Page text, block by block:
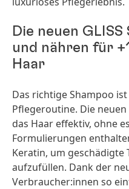
Die neuen
und nähren für
Haar
Das richtige Shampoo
Pflegeroutine. Die neuen
das Haar effektiv, ohne
Formulierungen
Keratin, um
aufzufüllen. Dank der
Verbraucher:innen so